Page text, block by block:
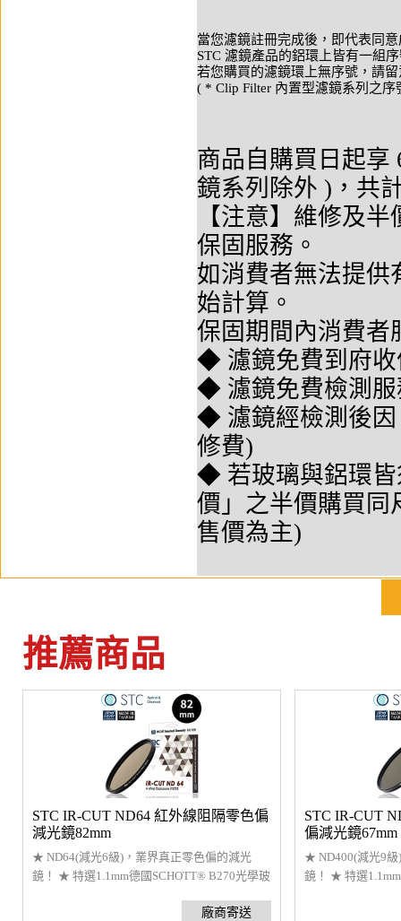
當您濾鏡註冊完成後，即代表同
STC 濾鏡產品的鋁環上皆有一組
若您購買的濾鏡環上無序號，請
( * Clip Filter 內置型濾鏡系列之
商品自購買日起享
鏡系列除外 )，共
【注意】維修及
保固服務。
如消費者無法提供
始計算。
保固期間內消費者
◆ 濾鏡免費到府收
◆ 濾鏡免費檢測服
◆ 濾鏡經檢測後因
修費)
◆ 若玻璃與鋁環皆
價」之半價購買同
售價為主)
推薦商品
STC IR-CUT ND64 紅外線阻隔零色偏
減光鏡82mm
★ ND64(減光6級)，業界真正零色偏的減光
鏡！ ★ 特選1.1mm德國SCHOTT® B270光學玻
★ Ultra Layer®鍍膜技術能有效阻隔UV紫外
STC IR-CUT
偏減光鏡67mm
★ ND400(減光9
鏡！ ★ 特選